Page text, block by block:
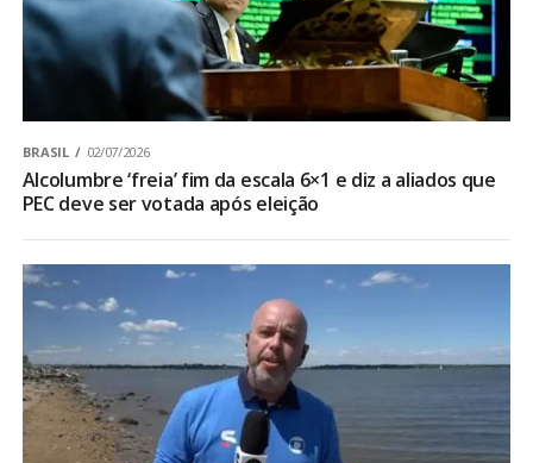
BRASIL 02/07/2026
Alcolumbre ‘freia’ fim da escala 6×1 e diz a aliados que
PEC deve ser votada após eleição